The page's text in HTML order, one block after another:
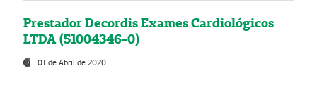
Prestador Decordis Exames Cardiológicos
LTDA (51004346-0)
01 de Abril de 2020